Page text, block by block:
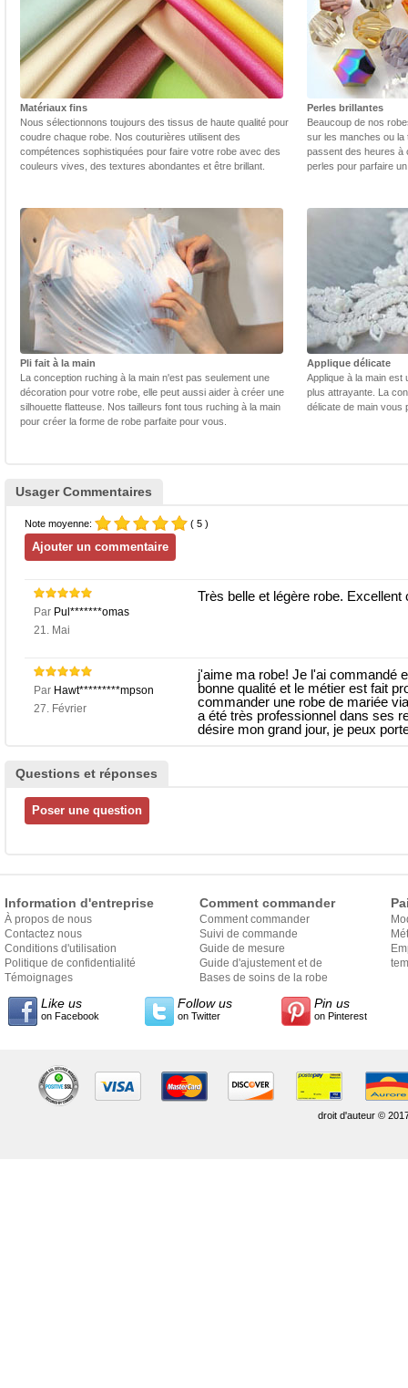
Matériaux fins
Nous sélectionnons toujours des tissus de haute qualité pour
coudre chaque robe. Nos couturières utilisent des
compétences sophistiquées pour faire votre robe avec des
couleurs vives, des textures abondantes et être brillant.
Perles brillantes
Beaucoup de nos
sur les manches ou la
passent des heures à
perles pour parfaire
Pli fait à la main
La conception ruching à la main n'est pas seulement une
décoration pour votre robe, elle peut aussi aider à créer une
silhouette flatteuse. Nos tailleurs font tous ruching à la main
pour créer la forme de robe parfaite pour vous.
Applique délicate
Applique à la main est
plus attrayante. La
délicate de main vous
Usager Commentaires
Note moyenne: ( 5 )
Par Pul*******omas
21. Mai
Très belle et légère robe.
Par Hawt*********mpson
27. Février
j'aime ma robe! Je l'ai commandé
bonne qualité et le métier est fait
commander une robe de mariée
a été très professionnel dans ses
désire mon grand jour, je peux
Questions et réponses
Information d'entreprise
À propos de nous
Contactez nous
Conditions d'utilisation
Politique de confidentialité
Témoignages
Comment commander
Comment commander
Suivi de commande
Guide de mesure
Guide d'ajustement et de
style
Bases de soins de la robe
Like us
on Facebook
Follow us
on Twitter
Pin us
on Pinterest
droit d'auteur ©